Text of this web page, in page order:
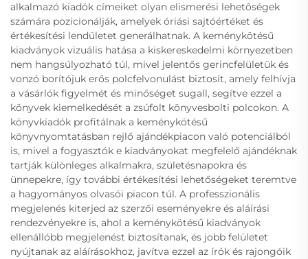
alkalmazó kiadók címeiket olyan elismerési lehetőségek
számára pozicionálják, amelyek óriási sajtóértéket és
értékesítési lendületet generálhatnak. A keménykötésű
kiadványok vizuális hatása a kiskereskedelmi környezetben
nem hangsúlyozható túl, mivel jelentős gerincfelületük és
vonzó borítójuk erős polcfelvonulást biztosít, amely felhívja
a vásárlók figyelmét és minőséget sugall, segítve ezzel a
könyvek kiemelkedését a zsúfolt könyvesbolti polcokon. A
könyvkiadók profitálnak a keménykötésű
könyvnyomtatásban rejlő ajándékpiacon való potenciálból
is, mivel a fogyasztók e kiadványokat megfelelő ajándéknak
tartják különleges alkalmakra, születésnapokra és
ünnepekre, így további értékesítési lehetőségeket teremtve
a hagyományos olvasói piacon túl. A professzionális
megjelenés kiterjed az szerzői eseményekre és aláírási
rendezvényekre is, ahol a keménykötésű kiadványok
ellenállóbb megjelenést biztosítanak, és jobb felületet
nyújtanak az aláírásokhoz, javítva ezzel az írók és rajongóik